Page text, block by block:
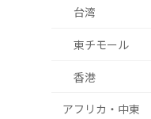
台湾
東チモール
香港
アフリカ・中東